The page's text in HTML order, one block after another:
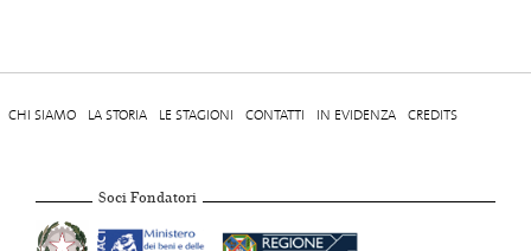
CHI SIAMO LA STORIA LE STAGIONI CONTATTI IN EVIDENZA CREDITS
Soci Fondatori